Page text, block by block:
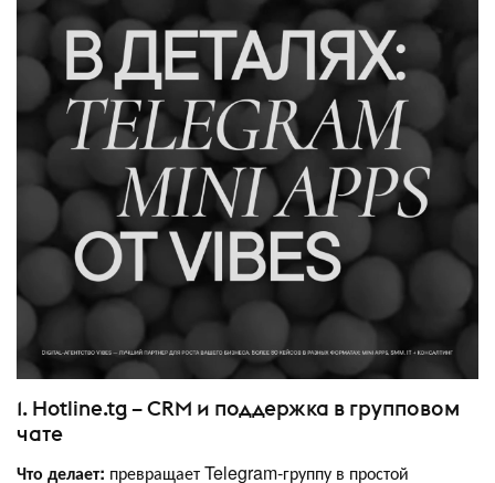
1. Hotline.tg – CRM и поддержка в групповом
чате
Что делает: превращает Telegram‑группу в простой